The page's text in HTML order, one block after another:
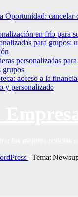
Oportunidad: cancelar
en frío para
para grupos:
personalizadas
grupos
acceso a la
y personalizado
| Tema: